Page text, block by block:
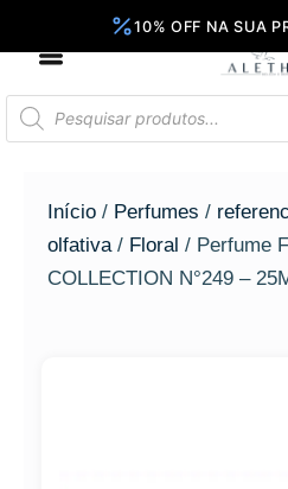
conteúdo
Pesquisar
produtos
Início / Perfumes /
olfativa / Floral / Perfume
COLLECTION N°249 –